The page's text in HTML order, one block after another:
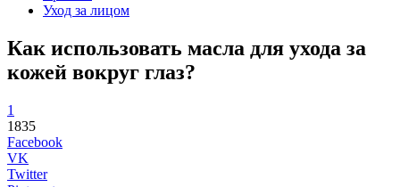
Уход за лицом
Как использовать масла для ухода за
кожей вокруг глаз?
1
1835
Facebook
VK
Twitter